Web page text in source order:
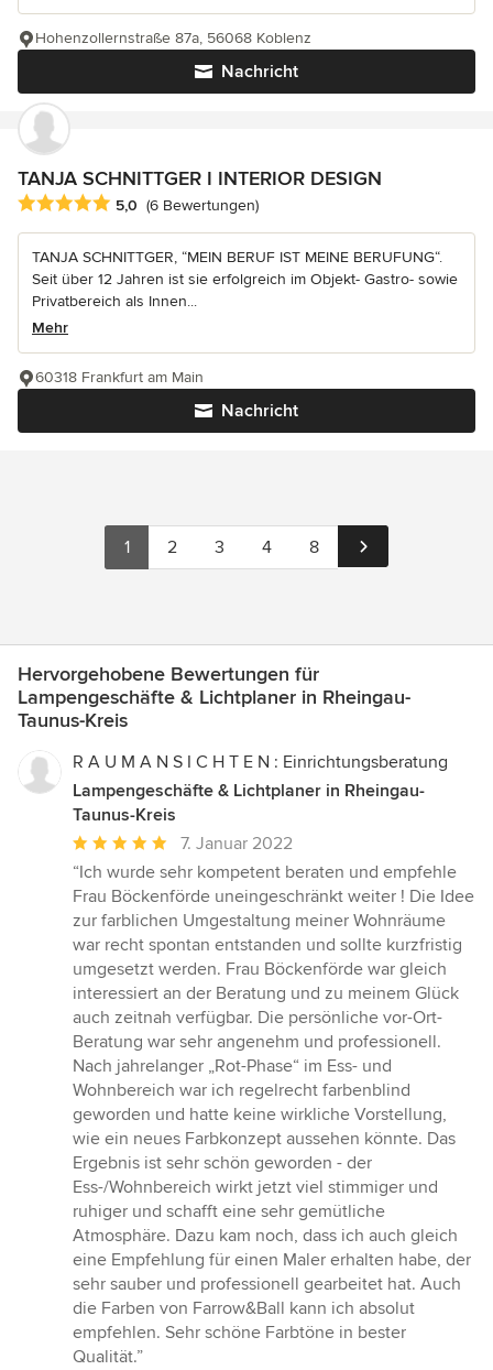
Nachricht
Hohenzollernstraße 87a, 56068 Koblenz
TANJA SCHNITTGER I INTERIOR DESIGN
Durchschnittliche Bewertung: 5 von 5 Sternen
5,0 (6 Bewertungen)
TANJA SCHNITTGER, “MEIN BERUF IST MEINE BERUFUNG“.
Seit über 12 Jahren ist sie erfolgreich im Objekt- Gastro- sowie
Privatbereich als Innen...
Mehr
Nachricht
60318 Frankfurt am Main
1 2 3 4 8
Hervorgehobene Bewertungen für
Lampengeschäfte & Lichtplaner in Rheingau-
Taunus-Kreis
R A U M A N S I C H T E N : Einrichtungsberatung
Lampengeschäfte & Lichtplaner in Rheingau-
Taunus-Kreis
Durchschnittliche
Bewertung:
5
von
5
Sternen
7. Januar 2022
“Ich wurde sehr kompetent beraten und empfehle
Frau Böckenförde uneingeschränkt weiter ! Die Idee
zur farblichen Umgestaltung meiner Wohnräume
war recht spontan entstanden und sollte kurzfristig
umgesetzt werden. Frau Böckenförde war gleich
interessiert an der Beratung und zu meinem Glück
auch zeitnah verfügbar. Die persönliche vor-Ort-
Beratung war sehr angenehm und professionell.
Nach jahrelanger „Rot-Phase“ im Ess- und
Wohnbereich war ich regelrecht farbenblind
geworden und hatte keine wirkliche Vorstellung,
wie ein neues Farbkonzept aussehen könnte. Das
Ergebnis ist sehr schön geworden - der
Ess-/Wohnbereich wirkt jetzt viel stimmiger und
ruhiger und schafft eine sehr gemütliche
Atmosphäre. Dazu kam noch, dass ich auch gleich
eine Empfehlung für einen Maler erhalten habe, der
sehr sauber und professionell gearbeitet hat. Auch
die Farben von Farrow&Ball kann ich absolut
empfehlen. Sehr schöne Farbtöne in bester
Qualität.”